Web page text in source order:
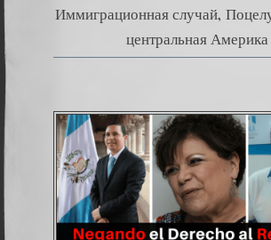
Иммиграционная случай
центральная Америка